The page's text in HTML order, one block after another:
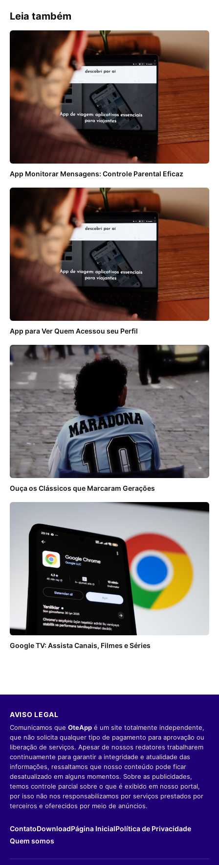
Leia também
App Monitorar Mensagens: Controle Parental Eficaz
App para Ver Quem Acessou seu Perfil
Ouça os Clássicos que Marcaram Gerações
Google TV: Assista Canais, Filmes e Séries
AVISO LEGAL
Comunicamos que OteApp é um site totalmente independente,
que não solicita qualquer tipo de pagamento para aprovação ou
liberação de serviços. Apesar de nossos redatores trabalharem
continuamente para garantir a integridade e atualidade das
informações, ressaltamos que nosso conteúdo pode ficar
desatualizado em alguns momentos. Sobre as publicidades,
temos controle parcial sobre o que é exibido em nosso portal,
por isso não nos responsabilizamos por serviços prestados por
terceiros e oferecidos por meio de anúncios.
ContatoDownloadPágina InicialPolítica de Privacidade
Quem somos